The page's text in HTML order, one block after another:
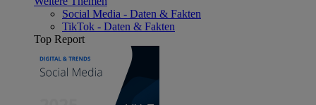
Social Media - Daten & Fakten
TikTok - Daten & Fakten
Top Report